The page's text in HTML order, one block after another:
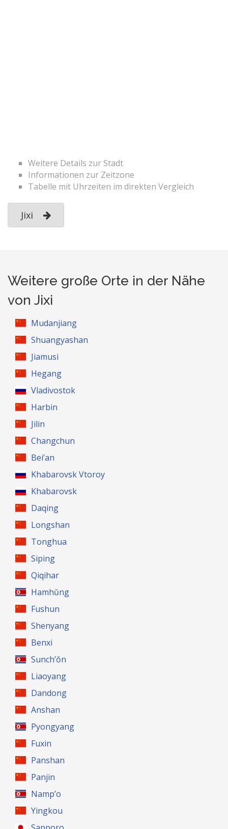
Weitere Details zur Stadt
Informationen zur Zeitzone
Tabelle mit Uhrzeiten im direkten Vergleich
Jixi
Weitere große Orte in der Nähe
von Jixi
Mudanjiang
Shuangyashan
Jiamusi
Hegang
Vladivostok
Harbin
Jilin
Changchun
Bei’an
Khabarovsk Vtoroy
Khabarovsk
Daqing
Longshan
Tonghua
Siping
Qiqihar
Hamhŭng
Fushun
Shenyang
Benxi
Sunch’ŏn
Liaoyang
Dandong
Anshan
Pyongyang
Fuxin
Panshan
Panjin
Namp’o
Yingkou